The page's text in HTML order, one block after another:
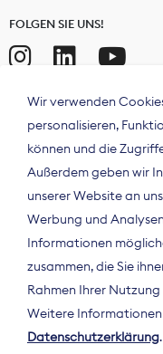
FOLGEN SIE UNS!
Der
Zeitungsverleger
Spitzenorganisation
Wir verwenden
personalisieren,
können und die
Außerdem geben wir
unserer Website an
Werbung und
Informationen
zusammen, die Sie
Rahmen Ihrer
Weitere Informationen
Datenschutzerklärung.